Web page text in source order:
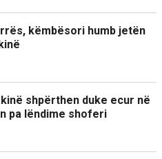
këmbësori humb jetën
shpërthen duke ecur në
pa lëndime shoferi